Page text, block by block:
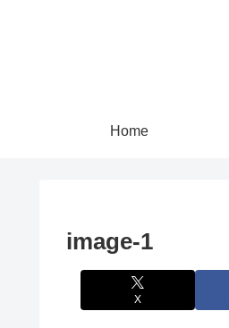
Home
image-1
X